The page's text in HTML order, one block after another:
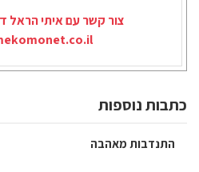
צור קשר עם איתי הראל
כתבות נוספות
התנדבות מאהבה